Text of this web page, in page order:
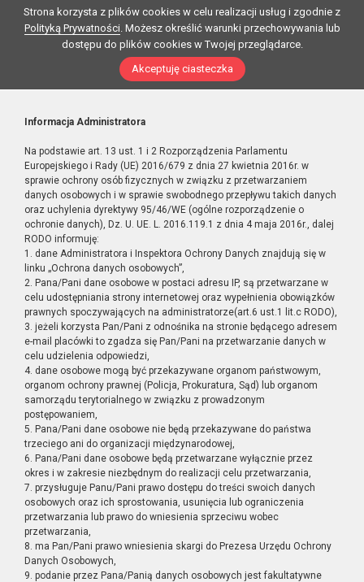
Strona korzysta z plików cookies w celu realizacji usług i zgodnie z
Polityką Prywatności. Możesz określić warunki przechowywania lub
dostępu do plików cookies w Twojej przeglądarce.
Akceptuję ciasteczka
Informacja Administratora
Na podstawie art. 13 ust. 1 i 2 Rozporządzenia Parlamentu
Europejskiego i Rady (UE) 2016/679 z dnia 27 kwietnia 2016r. w
sprawie ochrony osób fizycznych w związku z przetwarzaniem
danych osobowych i w sprawie swobodnego przepływu takich danych
oraz uchylenia dyrektywy 95/46/WE (ogólne rozporządzenie o
ochronie danych), Dz. U. UE. L. 2016.119.1 z dnia 4 maja 2016r., dalej
RODO informuję:
1. dane Administratora i Inspektora Ochrony Danych znajdują się w
linku „Ochrona danych osobowych”,
2. Pana/Pani dane osobowe w postaci adresu IP, są przetwarzane w
celu udostępniania strony internetowej oraz wypełnienia obowiązków
prawnych spoczywających na administratorze(art.6 ust.1 lit.c RODO),
3. jeżeli korzysta Pan/Pani z odnośnika na stronie będącego adresem
e-mail placówki to zgadza się Pan/Pani na przetwarzanie danych w
celu udzielenia odpowiedzi,
4. dane osobowe mogą być przekazywane organom państwowym,
organom ochrony prawnej (Policja, Prokuratura, Sąd) lub organom
samorządu terytorialnego w związku z prowadzonym
postępowaniem,
5. Pana/Pani dane osobowe nie będą przekazywane do państwa
trzeciego ani do organizacji międzynarodowej,
6. Pana/Pani dane osobowe będą przetwarzane wyłącznie przez
okres i w zakresie niezbędnym do realizacji celu przetwarzania,
7. przysługuje Panu/Pani prawo dostępu do treści swoich danych
osobowych oraz ich sprostowania, usunięcia lub ograniczenia
przetwarzania lub prawo do wniesienia sprzeciwu wobec
przetwarzania,
8. ma Pan/Pani prawo wniesienia skargi do Prezesa Urzędu Ochrony
Danych Osobowych,
9. podanie przez Pana/Panią danych osobowych jest fakultatywne